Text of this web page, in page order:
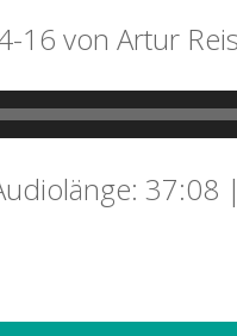
16 von Artur
37:08 |